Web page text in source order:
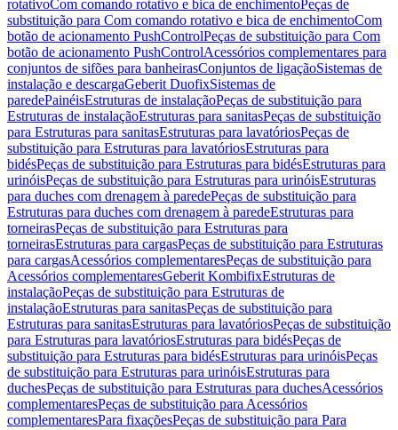
rotativoCom comando rotativo e bica de enchimentoPeças de
substituição para Com comando rotativo e bica de enchimentoCom
botão de acionamento PushControlPeças de substituição para Com
botão de acionamento PushControlAcessórios complementares para
conjuntos de sifões para banheirasConjuntos de ligaçãoSistemas de
instalação e descargaGeberit DuofixSistemas de
paredePainéisEstruturas de instalaçãoPeças de substituição para
Estruturas de instalaçãoEstruturas para sanitasPeças de substituição
para Estruturas para sanitasEstruturas para lavatóriosPeças de
substituição para Estruturas para lavatóriosEstruturas para
bidésPeças de substituição para Estruturas para bidésEstruturas para
urinóisPeças de substituição para Estruturas para urinóisEstruturas
para duches com drenagem à paredePeças de substituição para
Estruturas para duches com drenagem à paredeEstruturas para
torneirasPeças de substituição para Estruturas para
torneirasEstruturas para cargasPeças de substituição para Estruturas
para cargasAcessórios complementaresPeças de substituição para
Acessórios complementaresGeberit KombifixEstruturas de
instalaçãoPeças de substituição para Estruturas de
instalaçãoEstruturas para sanitasPeças de substituição para
Estruturas para sanitasEstruturas para lavatóriosPeças de substituição
para Estruturas para lavatóriosEstruturas para bidésPeças de
substituição para Estruturas para bidésEstruturas para urinóisPeças
de substituição para Estruturas para urinóisEstruturas para
duchesPeças de substituição para Estruturas para duchesAcessórios
complementaresPeças de substituição para Acessórios
complementaresPara fixaçõesPeças de substituição para Para